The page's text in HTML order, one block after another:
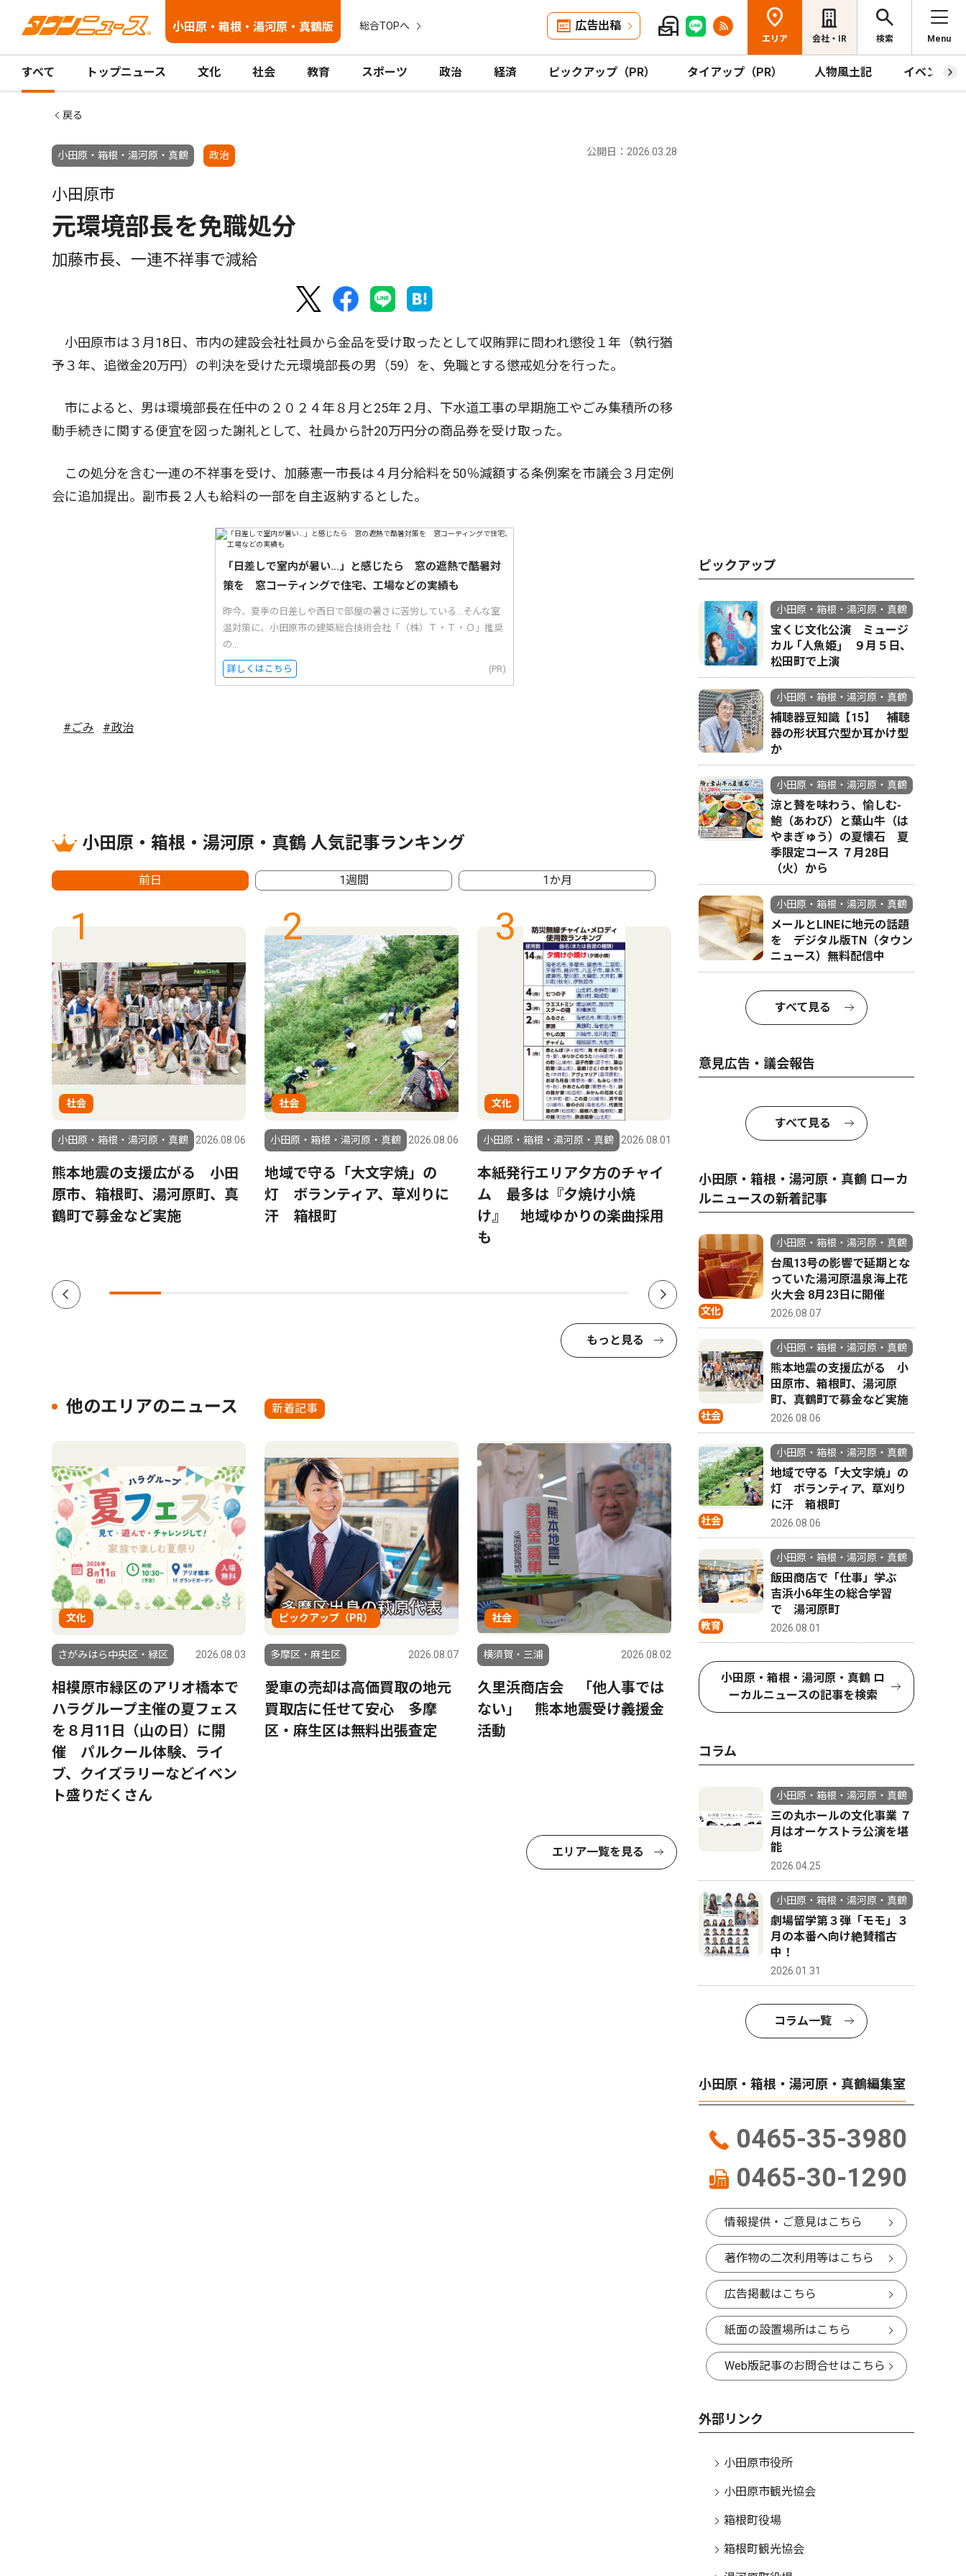
小田原・箱根・湯河原・真鶴版 総合TOPへ 広告出稿
エリア 会社・IR 検索 Menu
すべて トップニュース 文化 社会 教育 スポーツ 政治 経済 ピックアップ（PR） タイアップ（PR） 人物風土記 イベント
戻る
小田原・箱根・湯河原・真鶴 政治 公開日：2026.03.28
小田原市
元環境部長を免職処分
加藤市長、一連不祥事で減給
小田原市は３月18日、市内の建設会社社員から金品を受け取ったとして収賄罪に問われ懲役１年（執行猶
予３年、追徴金20万円）の判決を受けた元環境部長の男（59）を、免職とする懲戒処分を行った。
市によると、男は環境部長在任中の２０２４年８月と25年２月、下水道工事の早期施工やごみ集積所の移
動手続きに関する便宜を図った謝礼として、社員から計20万円分の商品券を受け取った。
この処分を含む一連の不祥事を受け、加藤憲一市長は４月分給料を50％減額する条例案を市議会３月定例
会に追加提出。副市長２人も給料の一部を自主返納するとした。
「日差しで室内が暑い…」と感じたら 窓の遮熱で酷暑対
策を 窓コーティングで住宅、工場などの実績も
昨今、夏季の日差しや西日で部屋の暑さに苦労している...そんな室
温対策に、小田原市の建築総合技術会社「（株）Ｔ・Ｔ・Ｏ」推奨
の...
詳しくはこちら (PR)
#ごみ #政治
小田原・箱根・湯河原・真鶴 人気記事ランキング
前日 1週間 1か月
1
社会
小田原・箱根・湯河原・真鶴 2026.08.06
熊本地震の支援広がる 小田
原市、箱根町、湯河原町、真
鶴町で募金など実施
2
社会
小田原・箱根・湯河原・真鶴 2026.08.06
地域で守る「大文字焼」の
灯 ボランティア、草刈りに
汗 箱根町
3
文化
小田原・箱根・湯河原・真鶴 2026.08.01
本紙発行エリア夕方のチャイ
ム 最多は『夕焼け小焼
け』 地域ゆかりの楽曲採用
も
4
小田原・箱根・湯河原・真鶴 2026.06.13
小田原市 全小中学校を一貫
校へ 2031年度から順次再編
自宅便
日５回分
もっと見る
他のエリアのニュース 新着記事
文化
さがみはら中央区・緑区 2026.08.03
相模原市緑区のアリオ橋本で
ハラグループ主催の夏フェス
を８月11日（山の日）に開
催 パルクール体験、ライ
ブ、クイズラリーなどイベン
ト盛りだくさん
ピックアップ（PR）
多摩区・麻生区 2026.08.07
愛車の売却は高価買取の地元
買取店に任せて安心 多摩
区・麻生区は無料出張査定
社会
横須賀・三浦 2026.08.02
久里浜商店会 「他人事では
ない」 熊本地震受け義援金
活動
エリア一覧を見る
ピックアップ
小田原・箱根・湯河原・真鶴
宝くじ文化公演 ミュージ
カル ｢人魚姫｣ ９月５日、
松田町で上演
小田原・箱根・湯河原・真鶴
補聴器豆知識【15】 補聴
器の形状耳穴型か耳かけ型
か
小田原・箱根・湯河原・真鶴
涼と贅を味わう、愉しむ-
鮑（あわび）と葉山牛（は
やまぎゅう）の夏懐石 夏
季限定コース ７月28日
（火）から
小田原・箱根・湯河原・真鶴
メールとLINEに地元の話題
を デジタル版TN（タウン
ニュース）無料配信中
すべて見る
意見広告・議会報告
すべて見る
小田原・箱根・湯河原・真鶴 ローカ
ルニュースの新着記事
文化
小田原・箱根・湯河原・真鶴
台風13号の影響で延期とな
っていた湯河原温泉海上花
火大会 8月23日に開催
2026.08.07
社会
小田原・箱根・湯河原・真鶴
熊本地震の支援広がる 小
田原市、箱根町、湯河原
町、真鶴町で募金など実施
2026.08.06
社会
小田原・箱根・湯河原・真鶴
地域で守る「大文字焼」の
灯 ボランティア、草刈り
に汗 箱根町
2026.08.06
教育
小田原・箱根・湯河原・真鶴
飯田商店で「仕事」学ぶ
吉浜小6年生の総合学習
で 湯河原町
2026.08.01
小田原・箱根・湯河原・真鶴 ロ
ーカルニュースの記事を検索
コラム
小田原・箱根・湯河原・真鶴
三の丸ホールの文化事業 ７
月はオーケストラ公演を堪
能
2026.04.25
小田原・箱根・湯河原・真鶴
劇場留学第３弾「モモ」３
月の本番へ向け絶賛稽古
中！
2026.01.31
コラム一覧
小田原・箱根・湯河原・真鶴編集室
0465-35-3980
0465-30-1290
情報提供・ご意見はこちら
著作物の二次利用等はこちら
広告掲載はこちら
紙面の設置場所はこちら
Web版記事のお問合せはこちら
外部リンク
小田原市役所
小田原市観光協会
箱根町役場
箱根町観光協会